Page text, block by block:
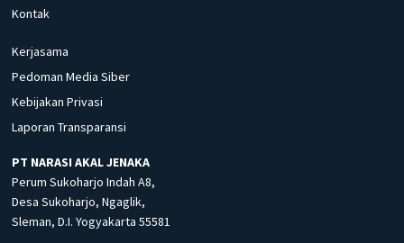
Kontak
Kerjasama
Pedoman Media Siber
Kebijakan Privasi
Laporan Transparansi
PT NARASI AKAL JENAKA
Perum Sukoharjo Indah A8,
Desa Sukoharjo, Ngaglik,
Sleman, D.I. Yogyakarta 55581